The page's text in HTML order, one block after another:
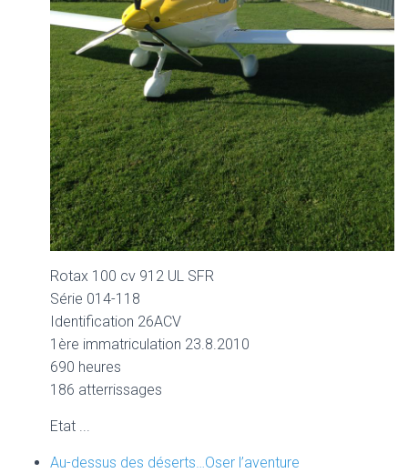
Rotax 100 cv 912 UL SFR
Série 014-118
Identification 26ACV
1ère immatriculation 23.8.2010
690 heures
186 atterrissages
Etat ...
Au-dessus des déserts…Oser l’aventure